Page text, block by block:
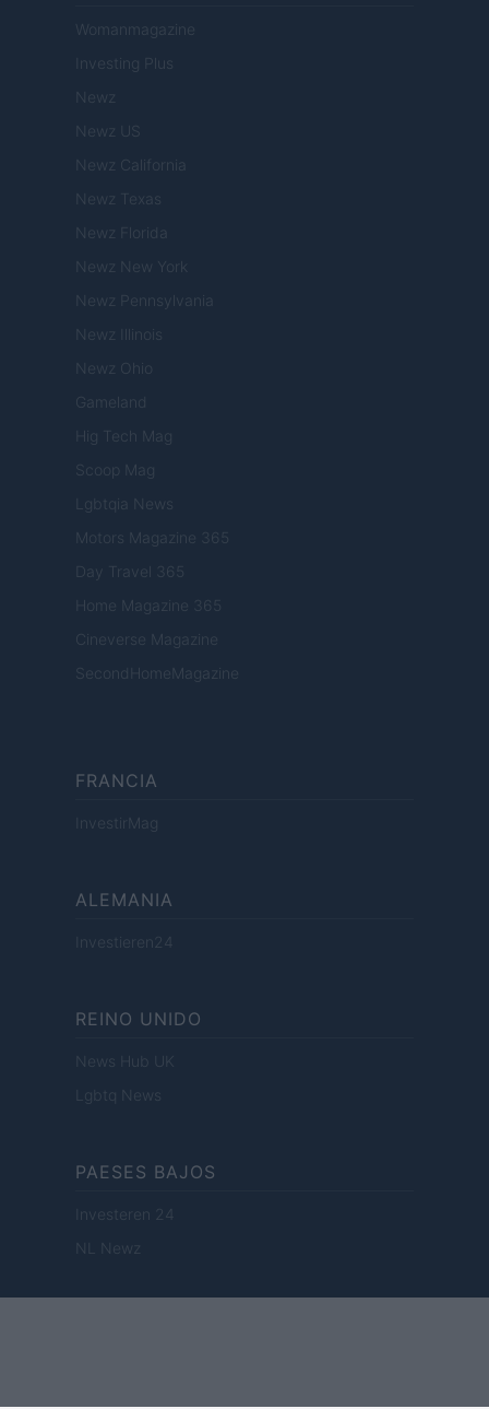
Womanmagazine
Investing Plus
Newz
Newz US
Newz California
Newz Texas
Newz Florida
Newz New York
Newz Pennsylvania
Newz Illinois
Newz Ohio
Gameland
Hig Tech Mag
Scoop Mag
Lgbtqia News
Motors Magazine 365
Day Travel 365
Home Magazine 365
Cineverse Magazine
SecondHomeMagazine
FRANCIA
InvestirMag
ALEMANIA
Investieren24
REINO UNIDO
News Hub UK
Lgbtq News
PAESES BAJOS
Investeren 24
NL Newz